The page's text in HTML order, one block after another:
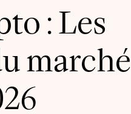
: Les
marché